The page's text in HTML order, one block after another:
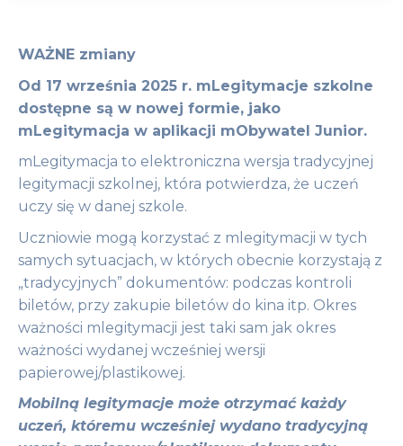
WAŻNE zmiany
Od 17 września 2025 r. mLegitymacje szkolne
dostępne są w nowej formie, jako
mLegitymacja w aplikacji mObywatel Junior.
mLegitymacja to elektroniczna wersja tradycyjnej
legitymacji szkolnej, która potwierdza, że uczeń
uczy się w danej szkole.
Uczniowie mogą korzystać z mlegitymacji w tych
samych sytuacjach, w których obecnie korzystają z
„tradycyjnych” dokumentów: podczas kontroli
biletów, przy zakupie biletów do kina itp. Okres
ważności mlegitymacji jest taki sam jak okres
ważności wydanej wcześniej wersji
papierowej/plastikowej.
Mobilną legitymacje może otrzymać każdy
uczeń, któremu wcześniej wydano tradycyjną